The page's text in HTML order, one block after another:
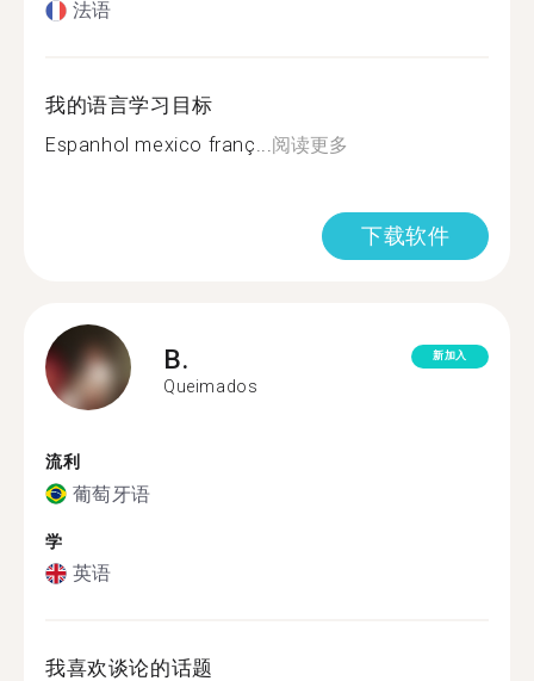
法语
我的语言学习目标
Espanhol mexico franç...阅读更多
下载软件
B.
Queimados
新加入
流利
葡萄牙语
学
英语
我喜欢谈论的话题